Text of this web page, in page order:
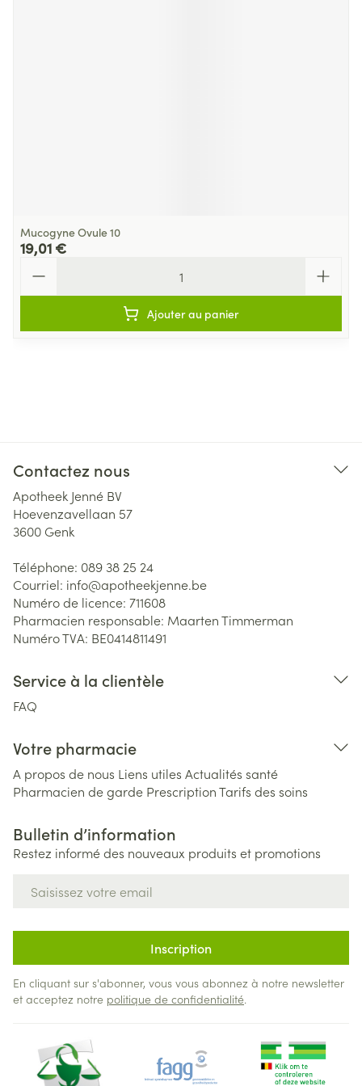
Mucogyne Ovule 10
19,01 €
Ajouter au panier
Contactez nous
Apotheek Jenné BV
Hoevenzavellaan 57
3600 Genk
Téléphone: 089 38 25 24
Courriel: info@apotheekjenne.be
Numéro de licence: 711608
Pharmacien responsable: Maarten Timmerman
Numéro TVA: BE0414811491
Service à la clientèle
FAQ
Votre pharmacie
A propos de nous Liens utiles Actualités santé
Pharmacien de garde PrescriptionTarifs des soins
Bulletin d’information
Restez informé des nouveaux produits et promotions
Inscription
En cliquant sur s'abonner, vous vous abonnez à notre newsletter
et acceptez notre politique de confidentialité.